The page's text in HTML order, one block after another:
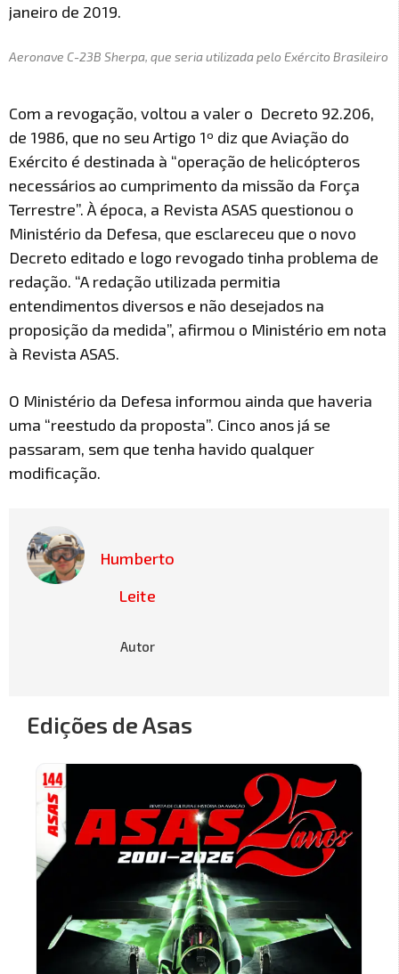
janeiro de 2019.
Aeronave C-23B Sherpa, que seria utilizada pelo Exército Brasileiro
Com a revogação, voltou a valer o Decreto 92.206,
de 1986, que no seu Artigo 1º diz que Aviação do
Exército é destinada à “operação de helicópteros
necessários ao cumprimento da missão da Força
Terrestre”. À época, a Revista ASAS questionou o
Ministério da Defesa, que esclareceu que o novo
Decreto editado e logo revogado tinha problema de
redação. “A redação utilizada permitia
entendimentos diversos e não desejados na
proposição da medida”, afirmou o Ministério em nota
à Revista ASAS.
O Ministério da Defesa informou ainda que haveria
uma “reestudo da proposta”. Cinco anos já se
passaram, sem que tenha havido qualquer
modificação.
Humberto
Leite
Autor
Edições de Asas